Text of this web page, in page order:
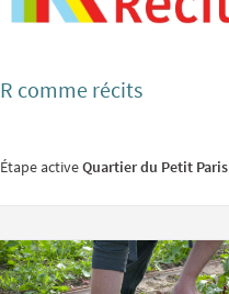
R comme récits
Étape activeQuartier du Petit Paris